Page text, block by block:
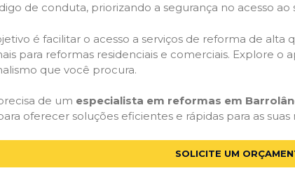
de conduta, priorizando a segurança no acesso ao
é facilitar o acesso a serviços de reforma de
para reformas residenciais e comerciais. Explore
que você procura.
de um especialista em reformas em
oferecer soluções eficientes e rápidas para as
SOLICITE UM